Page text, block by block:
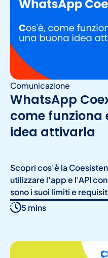
Comunicazione
WhatsApp
come funziona
idea attivarla
Scopri cos'è la
utilizzare l'app e l'API
sono i suoi limiti e
5 mins